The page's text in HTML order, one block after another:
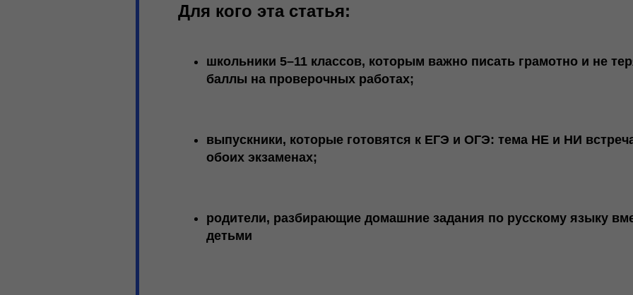
Для кого эта статья:
школьники 5–11 классов, которым важно писать грамотно и не
баллы на проверочных работах;
выпускники, которые готовятся к ЕГЭ и ОГЭ: тема НЕ и НИ
обоих экзаменах;
родители, разбирающие домашние задания по русскому языку
детьми